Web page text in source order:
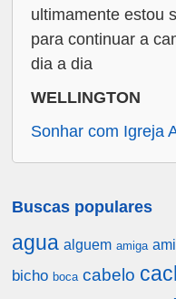
ultimamente estou
para continuar a
dia a dia
WELLINGTON
Sonhar com Igreja
Buscas populares
agua alguem amiga
bicho boca cabelo